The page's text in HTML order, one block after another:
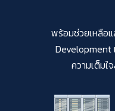
พร้อมช่วยเหลือแ
Development
ความเต็มใ